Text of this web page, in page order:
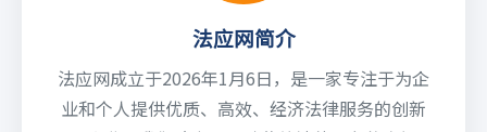
法应网简介
法应网成立于2026年1月6日，是一家专注于为企
业和个人提供优质、高效、经济法律服务的创新